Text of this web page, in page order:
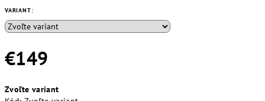
VARIANT:
€149
cena:
Zvoľte variant